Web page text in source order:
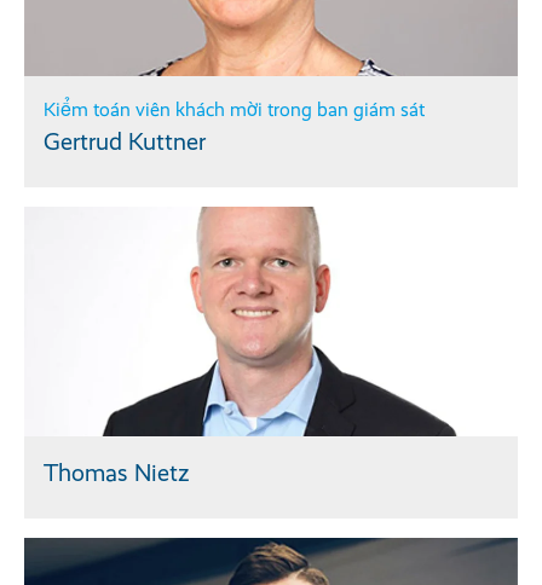
Kiểm toán viên khách mời trong ban giám sát
Gertrud Kuttner
Thomas Nietz